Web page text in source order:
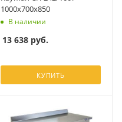
1000х700х850
В наличии
13 638 руб.
КУПИТЬ